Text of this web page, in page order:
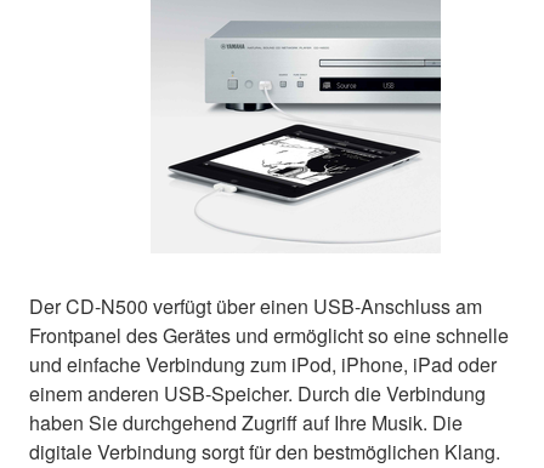
Der CD-N500 verfügt über einen USB-Anschluss am
Frontpanel des Gerätes und ermöglicht so eine schnelle
und einfache Verbindung zum iPod, iPhone, iPad oder
einem anderen USB-Speicher. Durch die Verbindung
haben Sie durchgehend Zugriff auf Ihre Musik. Die
digitale Verbindung sorgt für den bestmöglichen Klang.